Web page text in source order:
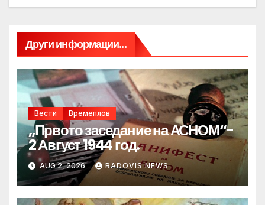
Други информации...
Вести Времеплов
„Првото заседание на АСНОМ“-
2 Август 1944 год.
AUG 2, 2026 RADOVIS NEWS